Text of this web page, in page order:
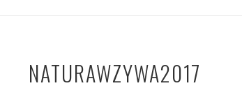
NATURAWZYWA2017